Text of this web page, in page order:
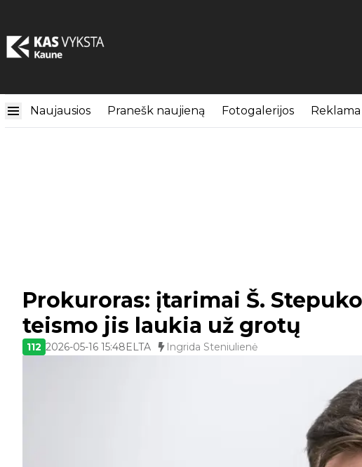
Naujausios Pranešk naujieną Fotogalerijos Reklama
Prokuroras: įtarimai Š.
teismo jis laukia už grotų
112 2026-05-16 15:48ELTA Ingrida Steniulienė